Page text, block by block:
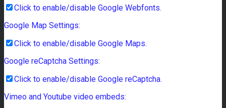
Click to enable/disable Google Webfonts.
Google Map Settings:
Click to enable/disable Google Maps.
Google reCaptcha Settings:
Click to enable/disable Google reCaptcha.
Vimeo and Youtube video embeds: